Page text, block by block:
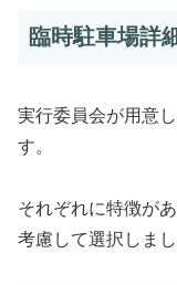
臨時駐車場詳
実行委員会が用意
す。
それぞれに特徴が
考慮して選択しま